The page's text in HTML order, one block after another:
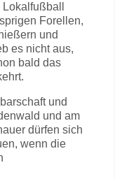
Forellen,
und
es nicht aus,
bald das
und
und am
dürfen sich
wenn die